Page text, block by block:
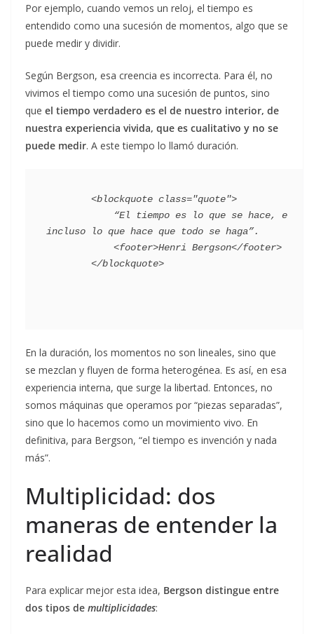
Por ejemplo, cuando vemos un reloj, el tiempo es
entendido como una sucesión de momentos, algo que se
puede medir y dividir.
Según Bergson, esa creencia es incorrecta. Para él, no
vivimos el tiempo como una sucesión de puntos, sino
que el tiempo verdadero es el de nuestro interior, de
nuestra experiencia vivida, que es cualitativo y no se
puede medir. A este tiempo lo llamó duración.
incluso lo que hace que todo se haga”.
En la duración, los momentos no son lineales, sino que
se mezclan y fluyen de forma heterogénea. Es así, en esa
experiencia interna, que surge la libertad. Entonces, no
somos máquinas que operamos por “piezas separadas”,
sino que lo hacemos como un movimiento vivo. En
definitiva, para Bergson, “el tiempo es invención y nada
más”.
Multiplicidad: dos
maneras de entender la
realidad
Para explicar mejor esta idea, Bergson distingue entre
dos tipos de multiplicidades: